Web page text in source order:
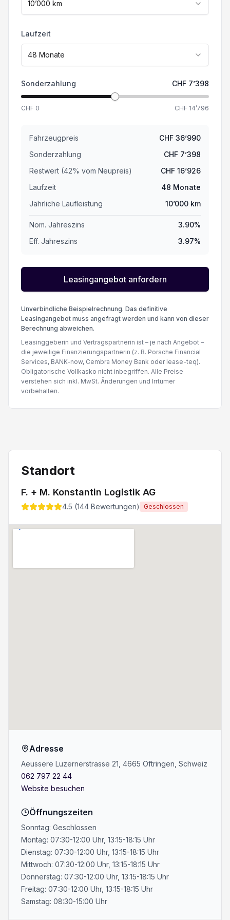
10’000 km
Laufzeit
48 Monate
Sonderzahlung CHF 7’398
CHF 0 CHF 14’796
Fahrzeugpreis CHF 36’990
Sonderzahlung
CHF 7’398
Restwert (42% vom Neupreis) CHF 16’926
Laufzeit
48 Monate
Jährliche Laufleistung
10’000 km
Nom. Jahreszins 3.90%
Eff. Jahreszins
3.97%
Leasingangebot anfordern
Unverbindliche Beispielrechnung. Das definitive
Leasingangebot muss angefragt werden und kann von dieser
Berechnung abweichen.
Leasinggeberin und Vertragspartnerin ist – je nach Angebot –
die jeweilige Finanzierungspartnerin (z. B. Porsche Financial
Services, BANK-now, Cembra Money Bank oder lease-teq).
Obligatorische Vollkasko nicht inbegriffen. Alle Preise
verstehen sich inkl. MwSt. Änderungen und Irrtümer
vorbehalten.
Standort
F. + M. Konstantin Logistik AG
4.5 (144 Bewertungen) Geschlossen
Adresse
Aeussere Luzernerstrasse 21, 4665 Oftringen, Schweiz
062 797 22 44
Website besuchen
Öffnungszeiten
Sonntag: Geschlossen
Montag: 07:30-12:00 Uhr, 13:15-18:15 Uhr
Dienstag: 07:30-12:00 Uhr, 13:15-18:15 Uhr
Mittwoch: 07:30-12:00 Uhr, 13:15-18:15 Uhr
Donnerstag: 07:30-12:00 Uhr, 13:15-18:15 Uhr
Freitag: 07:30-12:00 Uhr, 13:15-18:15 Uhr
Samstag: 08:30-15:00 Uhr